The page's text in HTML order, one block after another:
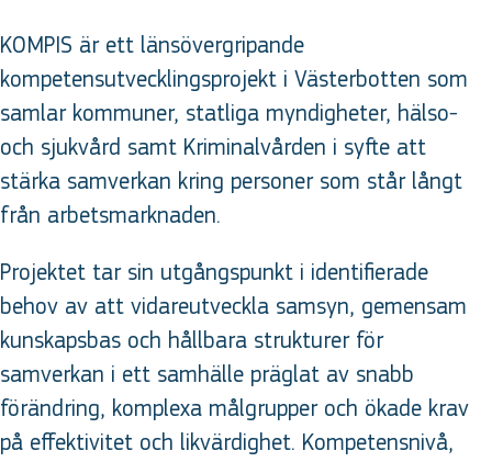
KOMPIS är ett länsövergripande
kompetensutvecklingsprojekt i Västerbotten som
samlar kommuner, statliga myndigheter, hälso-
och sjukvård samt Kriminalvården i syfte att
stärka samverkan kring personer som står långt
från arbetsmarknaden.
Projektet tar sin utgångspunkt i identifierade
behov av att vidareutveckla samsyn, gemensam
kunskapsbas och hållbara strukturer för
samverkan i ett samhälle präglat av snabb
förändring, komplexa målgrupper och ökade krav
på effektivitet och likvärdighet. Kompetensnivå,